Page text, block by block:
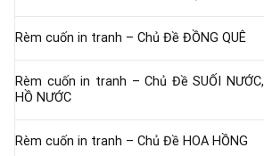
Rèm cuốn in tranh – Chủ Đề ĐỒNG QUÊ
Rèm cuốn in tranh – Chủ Đề SUỐI NƯỚC,
HỒ NƯỚC
Rèm cuốn in tranh – Chủ Đề HOA HỒNG